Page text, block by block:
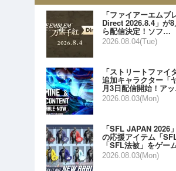
「ファイアーエムブ
Direct 2026.8.4」が
ら配信決定！ソフ…
2026.08.04(Tue)
「ストリートファイ
追加キャラクター「
月3日配信開始！ア
2026.08.03(Mon)
「SFL JAPAN 2026
の応援アイテム「
「SFL法被」をゲー
2026.08.03(Mon)